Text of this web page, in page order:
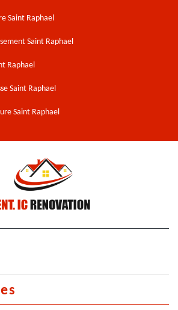
Saint Raphael
Saint Raphael
Raphael
Saint Raphael
Saint Raphael